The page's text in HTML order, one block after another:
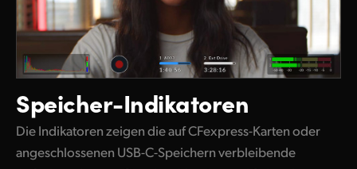
Speicher-Indikatoren
Die Indikatoren zeigen die auf CFexpress-Karten oder
angeschlossenen USB-C-Speichern verbleibende